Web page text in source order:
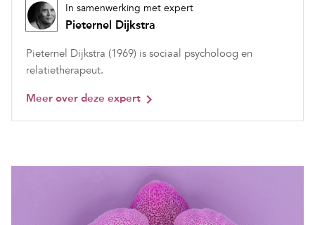
In samenwerking met expert
Pieternel Dijkstra
Pieternel Dijkstra (1969) is sociaal psycholoog en
relatietherapeut.
Meer over deze expert